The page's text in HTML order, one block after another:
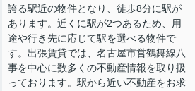
誇る駅近の物件となり、徒歩8分に駅が
あります。近くに駅が2つあるため、用
途や行き先に応じて駅を選べる物件で
す。出張賃貸では、名古屋市営鶴舞線八
事を中心に数多くの不動産情報を取り扱
っております。駅から近い不動産をお求